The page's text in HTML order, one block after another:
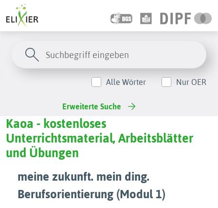
Alle Wörter Nur OER
Erweiterte Suche
Kaoa - kostenloses
Unterrichtsmaterial, Arbeitsblätter
und Übungen
meine zukunft. mein ding.
Berufsorientierung (Modul 1)